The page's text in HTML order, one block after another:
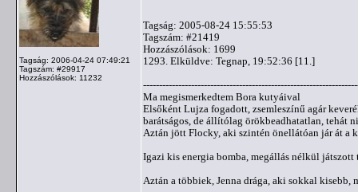
Tagság: 2006-04-24 07:49:21
Tagszám: #29917
Hozzászólások: 11232
Tagság: 2005-08-24 15:55:53
Tagszám: #21419
Hozzászólások: 1699
1293. Elküldve: Tegnap, 19:52:36 [11.]
Ma megismerkedtem Bora kutyáival
Elsőként Lujza fogadott, zsemleszínű agár
barátságos, de állítólag örökbeadhatatlan, tehát
Aztán jött Flocky, aki szintén önellátóan jár át a
Igazi kis energia bomba, megállás nélkül
Aztán a többiek, Jenna drága, aki sokkal kisebb,